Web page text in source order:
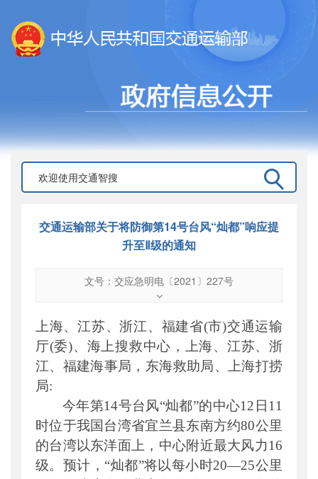
交通运输部关于将防御第14号台风“灿都”响应提
升至Ⅱ级的通知
文号：交应急明电〔2021〕227号
交应急明电〔2021〕227号
公开日期： 2021年09月13日
主题词：
防御 台风 响应 灿都
机构分类：中国海上搜救中心
主题分类
公文类型：部明电或部办公厅明电
上海、江苏、浙江、福建省(市)交通运输
厅(委)、海上搜救中心 ， 上海、江苏、浙
江、福建海事局 ， 东海救助局、上海打捞
局:
今年第14号台风“灿都”的中心12日11
时位于我国台湾省宜兰县东南方约80公里
的台湾以东洋面上 ， 中心附近最大风力16
级。预计 ， “灿都”将以每小时20—25公里